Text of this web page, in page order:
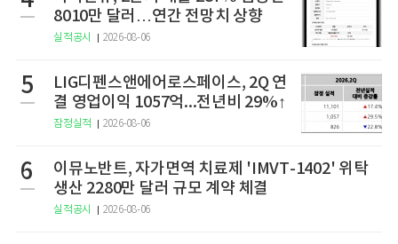
8010만 달러…연간 전망치 상향
실적공시 2026-08-06
5
LIG디펜스앤에어로스페이스, 2Q 연
결 영업이익 1057억...전년비 29%↑
잠정실적 2026-08-06
6
이뮤노반트, 자가면역 치료제 'IMVT-1402' 위탁
생산 2280만 달러 규모 계약 체결
실적공시 2026-08-06